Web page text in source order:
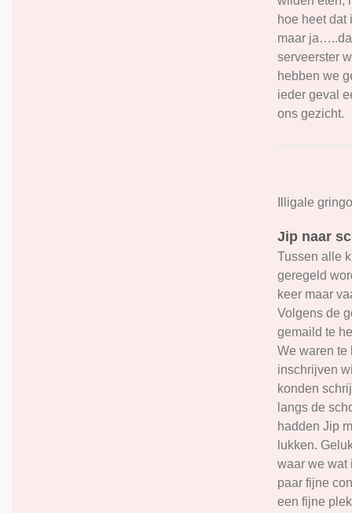
hoe heet dat
maar
serveerster
hebben we
ieder geval
ons gezicht.
Illigale
Jip naar
Tussen alle
geregeld
keer maar
Volgens de
gemaild te
We waren te
inschrijven
konden
langs de
hadden Jip
lukken.
waar we wat
paar fijne
een fijne